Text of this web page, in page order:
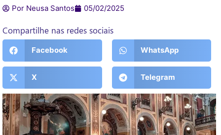
Por Neusa Santos 05/02/2025
Compartilhe nas redes sociais
Facebook WhatsApp
X Telegram